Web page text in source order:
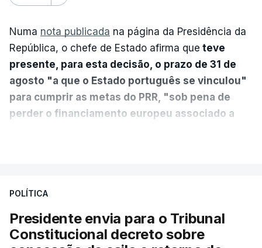
Numa nota publicada na página da Presidência da
República, o chefe de Estado afirma que teve
presente, para esta decisão, o prazo de 31 de
agosto "a que o Estado português se vinculou"
para cumprir as metas do PRR, "sob pena de
perder o financiamento europeu associado a
sistema mais simples, mais justo e transparente".
"Sempre que seja possível reduzir burocracias,
eliminar sobreposições e garantir que os apoios
POLÍTICA
Presidente envia para o Tribunal
Constitucional decreto sobre